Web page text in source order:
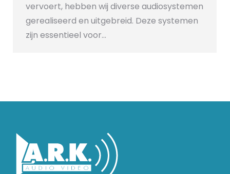
vervoert, hebben wij diverse audiosystemen
gerealiseerd en uitgebreid. Deze systemen
zijn essentieel voor…